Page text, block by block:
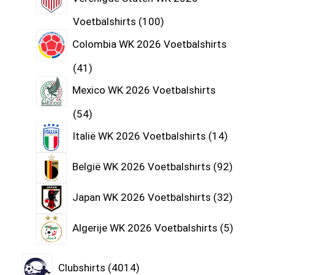
Voetbalshirts 100
Colombia WK 2026 Voetbalshirts
41
Mexico WK 2026 Voetbalshirts
54
Italië WK 2026 Voetbalshirts 14
België WK 2026 Voetbalshirts 92
Japan WK 2026 Voetbalshirts 32
Algerije WK 2026 Voetbalshirts 5
Clubshirts 4014